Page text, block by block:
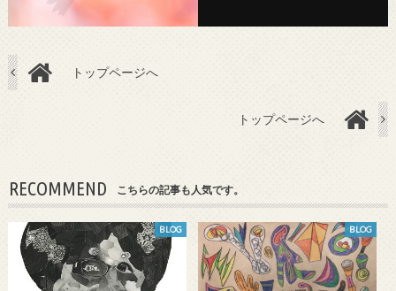
トップページへ
トップページへ
RECOMMEND こちらの記事も人気です。
BLOG BLOG